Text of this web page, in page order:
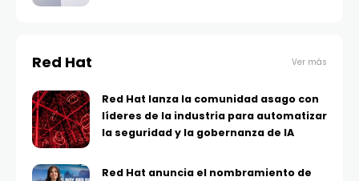
Red Hat Ver más
Red Hat lanza la comunidad asago con
líderes de la industria para automatizar
la seguridad y la gobernanza de IA
Red Hat anuncia el nombramiento de